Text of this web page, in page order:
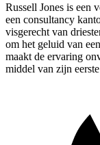
Russell Jones is een
een consultancy
visgerecht van
om het geluid van
maakt de ervaring
middel van zijn